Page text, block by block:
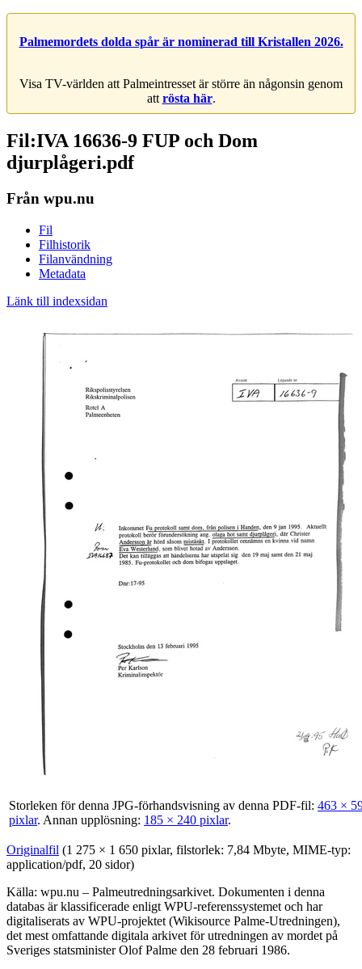
Palmemordets dolda spår är nominerad till Kristallen 2026.
Visa TV-världen att Palmeintresset är större än någonsin genom
att rösta här.
Fil:IVA 16636-9 FUP och Dom
djurplågeri.pdf
Från wpu.nu
Fil
Filhistorik
Filanvändning
Metadata
Länk till indexsidan
Storleken för denna JPG-förhandsvisning av denna PDF-fil: 463 ×
pixlar. Annan upplösning: 185 × 240 pixlar.
Originalfil (1 275 × 1 650 pixlar, filstorlek: 7,84 Mbyte, MIME-typ:
application/pdf, 20 sidor)
Källa: wpu.nu – Palmeutredningsarkivet. Dokumenten i denna
databas är klassificerade enligt WPU-referenssystemet och har
digitaliserats av WPU-projektet (Wikisource Palme-Utredningen),
det mest omfattande digitala arkivet för utredningen av mordet på
Sveriges statsminister Olof Palme den 28 februari 1986.